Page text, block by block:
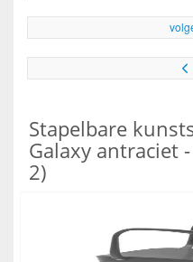
Stapelbare
Galaxy antraciet
2)